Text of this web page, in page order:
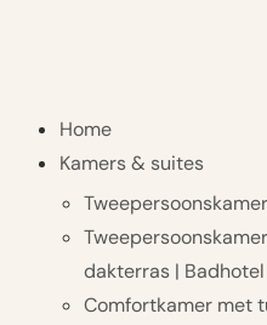
Home
Kamers & suites
dakterras | Badhotel
Comfortkamer met